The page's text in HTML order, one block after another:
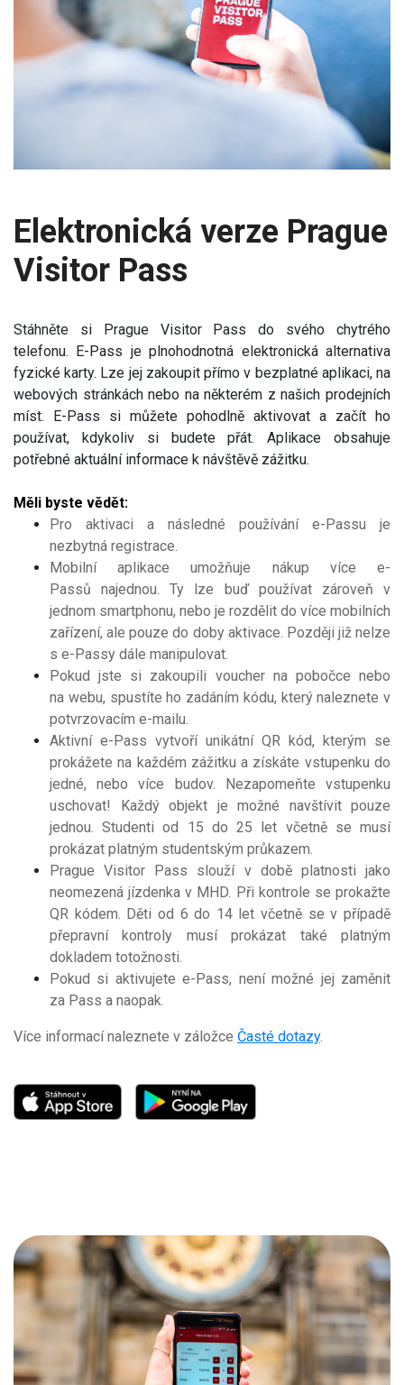
Elektronická verze Prague
Visitor Pass
​​Stáhněte si Prague Visitor Pass do svého chytrého
telefonu. E-Pass je plnohodnotná elektronická alternativa
fyzické karty. Lze jej zakoupit přímo v bezplatné aplikaci, na
webových stránkách nebo na některém z našich prodejních
míst. E-Pass si můžete pohodlně aktivovat a začít ho
používat, kdykoliv si budete přát. Aplikace obsahuje
potřebné aktuální informace k návštěvě zážitku.
Měli byste vědět:
Pro aktivaci a následné používání e-Passu je
nezbytná registrace.
Mobilní aplikace umožňuje nákup více e-
Passů najednou. Ty lze buď používat zároveň v
jednom smartphonu, nebo je rozdělit do více mobilních
zařízení, ale pouze do doby aktivace. Později již nelze
s e-Passy dále manipulovat.
Pokud jste si zakoupili voucher na pobočce nebo
na webu, spustíte ho zadáním kódu, který naleznete v
potvrzovacím e-mailu.
Aktivní e-Pass vytvoří unikátní QR kód, kterým se
prokážete na každém zážitku a získáte vstupenku do
jedné, nebo více budov. Nezapomeňte vstupenku
uschovat! Každý objekt je možné navštívit pouze
jednou. Studenti od 15 do 25 let včetně se musí
prokázat platným studentským průkazem.
Prague Visitor Pass slouží v době platnosti jako
neomezená jízdenka v MHD. Při kontrole se prokažte
QR kódem. Děti od 6 do 14 let včetně se v případě
přepravní kontroly musí prokázat také platným
dokladem totožnosti.
Pokud si aktivujete e-Pass, není možné jej zaměnit
za Pass a naopak.
Více informací naleznete v záložce Časté dotazy.